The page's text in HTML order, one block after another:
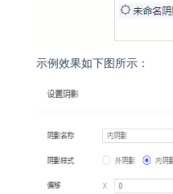
示例效果如下图所示：